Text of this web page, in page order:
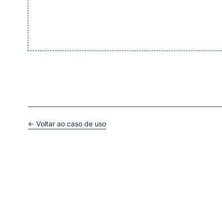
← Voltar ao caso de uso